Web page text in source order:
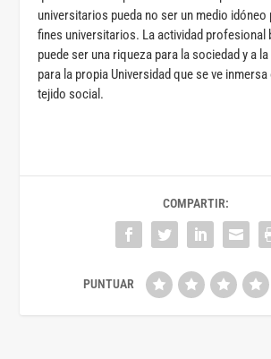
universitarios pueda no ser un medio idóneo
fines universitarios. La actividad profesional
puede ser una riqueza para la sociedad y a
para la propia Universidad que se ve inmersa
tejido social.
COMPARTIR: